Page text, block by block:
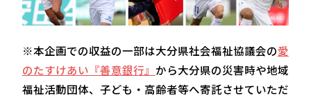
※本企画での収益の一部は大分県社会福祉協議会の⁠愛
のたすけあい『善意銀行』 から大分県の災害時や地域
福祉活動団体、子ども・高齢者等へ寄託させていただ